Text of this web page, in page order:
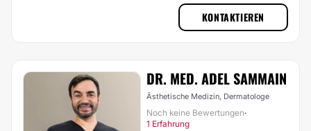
KONTAKTIEREN
DR. MED. ADEL SAMMAIN
Ästhetische Medizin, Dermatologe
Noch keine Bewertungen·
1 Erfahrung